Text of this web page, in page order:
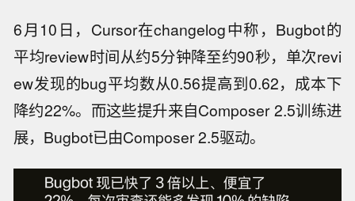
6月10日，Cursor在changelog中称，Bugbot的
平均review时间从约5分钟降至约90秒，单次revi
ew发现的bug平均数从0.56提高到0.62，成本下
降约22%。而这些提升来自Composer 2.5训练进
展，Bugbot已由Composer 2.5驱动。